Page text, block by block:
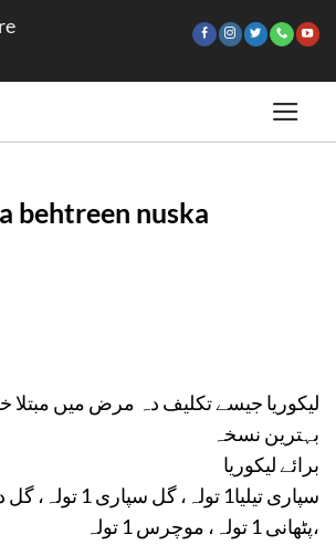
behtreen nuska
لیکوریا جیسے تکلیف دہ مرض میں مبتلا
بہترین نسخہ
برائے لیکوریا
پٹھانی 1 تولہ، موچرس 1 تولہ،